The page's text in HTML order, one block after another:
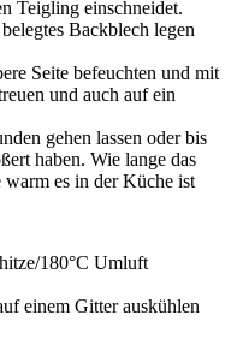
Teigling einschneidet.
Backblech legen
Seite befeuchten und mit
und auch auf ein
gehen lassen oder bis
haben. Wie lange das
warm es in der Küche ist
180°C Umluft
einem Gitter auskühlen